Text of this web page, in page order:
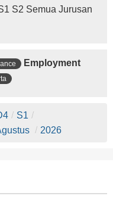
S2 Semua Jurusan
Employment
/ S1 /
/ 2026